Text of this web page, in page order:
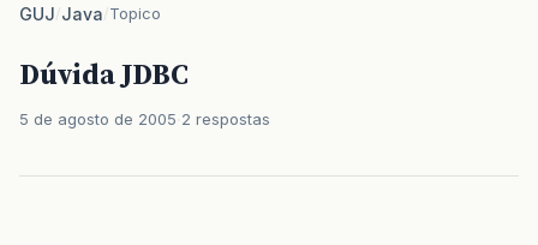
GUJ/Java/Topico
Dúvida JDBC
5 de agosto de 2005 2 respostas